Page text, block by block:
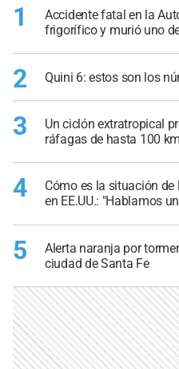
1
Accidente fatal en la
frigorífico y murió uno
2 Quini 6: estos son los
3
Un ciclón extratropical
ráfagas de hasta 100
4
Cómo es la situación de
en EE.UU.: "Hablamos
5
Alerta naranja por
ciudad de Santa Fe